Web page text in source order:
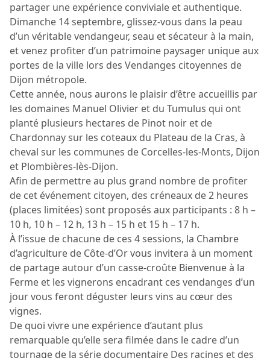
partager une expérience conviviale et authentique.
Dimanche 14 septembre, glissez-vous dans la peau
d’un véritable vendangeur, seau et sécateur à la main,
et venez profiter d’un patrimoine paysager unique aux
portes de la ville lors des Vendanges citoyennes de
Dijon métropole.
Cette année, nous aurons le plaisir d’être accueillis par
les domaines Manuel Olivier et du Tumulus qui ont
planté plusieurs hectares de Pinot noir et de
Chardonnay sur les coteaux du Plateau de la Cras, à
cheval sur les communes de Corcelles-les-Monts, Dijon
et Plombières-lès-Dijon.
Afin de permettre au plus grand nombre de profiter
de cet événement citoyen, des créneaux de 2 heures
(places limitées) sont proposés aux participants : 8 h –
10 h, 10 h – 12 h, 13 h – 15 h et 15 h – 17 h.
À l’issue de chacune de ces 4 sessions, la Chambre
d’agriculture de Côte-d’Or vous invitera à un moment
de partage autour d’un casse-croûte Bienvenue à la
Ferme et les vignerons encadrant ces vendanges d’un
jour vous feront déguster leurs vins au cœur des
vignes.
De quoi vivre une expérience d’autant plus
remarquable qu’elle sera filmée dans le cadre d’un
tournage de la série documentaire Des racines et des